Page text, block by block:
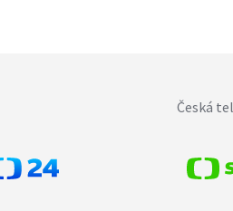
Česká